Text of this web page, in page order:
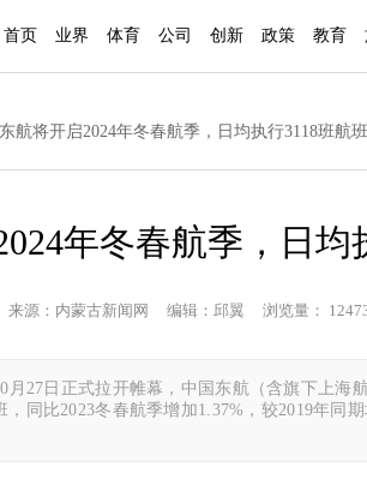
首页 业界 体育 公司 创新 政策 教育
航将开启2024年冬春航季，日均执行3118班航班
年冬春航季，日均
来源：内蒙古新闻网 编辑：邱翼 浏览量：
月27日正式拉开帷幕，中国东航（含旗下上海
，同比2023冬春航季增加1.37%，较2019年同